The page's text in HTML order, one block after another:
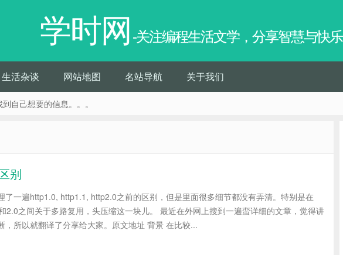
学时网 -关注编程生活文学，分享智慧与快乐
生活杂谈 网站地图 名站导航 关于我们
自己想要的信息。。。
别
了一遍http1.0, http1.1, http2.0之前的区别，但是里面很多细节都没有弄清。特别是在
2.0之间关于多路复用，头压缩这一块儿。 最近在外网上搜到一遍蛮详细的文章，觉得讲
，所以就翻译了分享给大家。原文地址 背景 在比较...